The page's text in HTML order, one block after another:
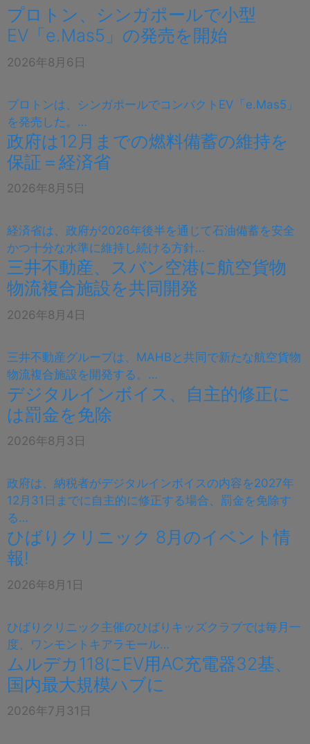
プロトン、シンガポールで小型
EV「e.Mas5」の発売を開始
2026年8月6日
プロトンは、シンガポールでコンパクトEV「e.Mas5」
を発売した。…
政府は12月までの燃料備蓄の維持を
保証＝経済省
2026年8月5日
経済省は、政府が2026年後半を通じて石油備蓄を安全
かつ十分な水準に維持し続ける方針…
三井不動産、スバン空港に航空貨物
物流複合施設を共同開発
2026年8月4日
三井不動産グループは、MAHBと共同で新たな航空貨物
物流複合施設を開発する。…
デジタルインボイス、自主的修正に
は罰金を免除
2026年8月3日
政府は、納税者がデジタルインボイスの内容を2027年
12月31日までに自主的に修正する場合、罰金を免除す
る…
ひばりクリニック 8月のイベント情
報!
2026年8月1日
ひばりクリニック主催のひばりキッズクラブでは毎月一
度、ワンモントキアラモール…
ムルデカ118にEV用AC充電器32基、
国内最大規模ハブに
2026年7月31日